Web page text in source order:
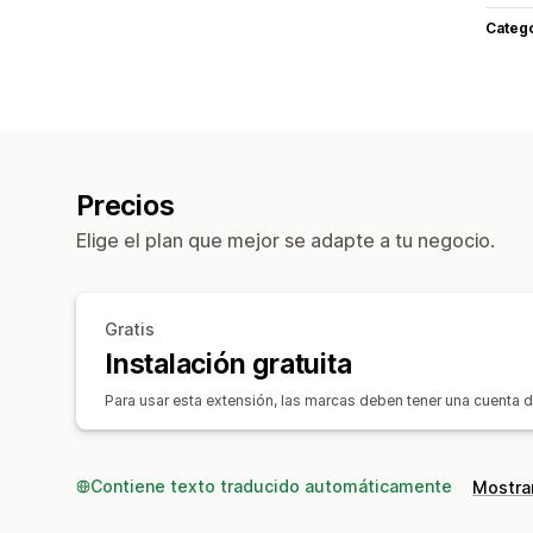
Precios
Elige el plan que mejor se adapte a tu negocio.
Gratis
Instalación gratuita
Para usar esta extensión, las marcas deben tener una cuenta
Contiene texto traducido automáticamente